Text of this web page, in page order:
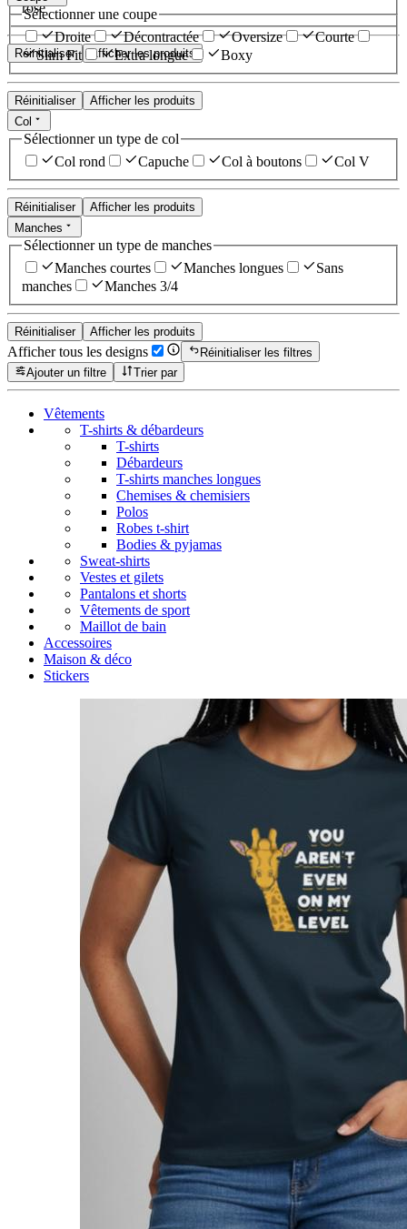
rose
Réinitialiser Afficher les produits
Sélectionner une coupe
Droite
Décontractée Oversize
Courte
Slim Fit
Extra longue Boxy
Réinitialiser
Afficher les produits
Col
Sélectionner un type de col
Col rond
Capuche Col à boutons Col V
Réinitialiser
Afficher les produits
Manches
Sélectionner un type de manches
Manches courtes
Manches longues
Sans
manches
Manches 3/4
Réinitialiser Afficher les produits
Afficher tous les designs
Réinitialiser les filtres
Ajouter un filtre
Trier par
Vêtements
T-shirts & débardeurs
T-shirts
Débardeurs
T-shirts manches longues
Chemises & chemisiers
Polos
Robes t-shirt
Bodies & pyjamas
Sweat-shirts
Vestes et gilets
Pantalons et shorts
Vêtements de sport
Maillot de bain
Accessoires
Maison & déco
Stickers